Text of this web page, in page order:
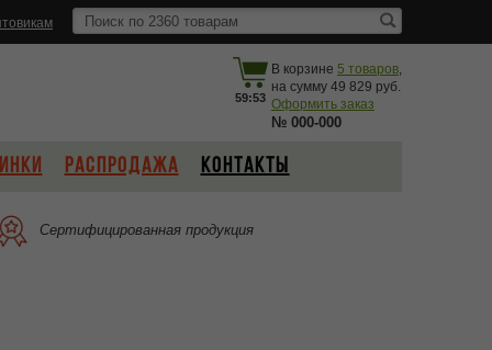
59:53
В корзине 5 товаров,
на сумму 49 829
Оформить заказ
№ 000-000
РАСПРОДАЖА КОНТАКТЫ
Сертифицированная продукция